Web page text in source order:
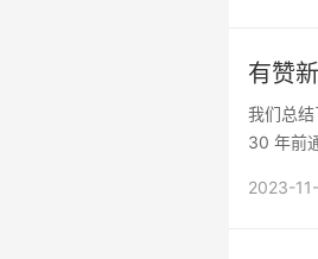
有赞
我们总
30 年前
2023-